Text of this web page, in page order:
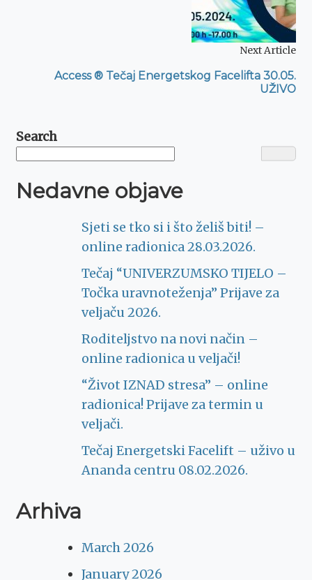
Next Article
Access ® Tečaj Energetskog Facelifta 30.05.
UŽIVO
Search
Nedavne objave
Sjeti se tko si i što želiš biti! –
online radionica 28.03.2026.
Tečaj “UNIVERZUMSKO TIJELO –
Točka uravnoteženja” Prijave za
veljaču 2026.
Roditeljstvo na novi način –
online radionica u veljači!
“Život IZNAD stresa” – online
radionica! Prijave za termin u
veljači.
Tečaj Energetski Facelift – uživo u
Ananda centru 08.02.2026.
Arhiva
March 2026
January 2026